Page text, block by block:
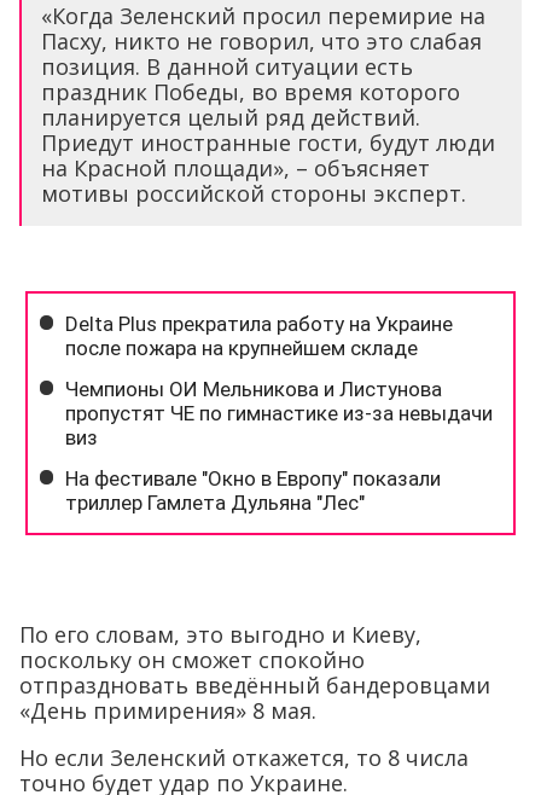
«Когда Зеленский просил перемирие на
Пасху, никто не говорил, что это слабая
позиция. В данной ситуации есть
праздник Победы, во время которого
планируется целый ряд действий.
Приедут иностранные гости, будут люди
на Красной площади», – объясняет
мотивы российской стороны эксперт.
По его словам, это выгодно и Киеву,
поскольку он сможет спокойно
отпраздновать введённый бандеровцами
«День примирения» 8 мая.
Но если Зеленский откажется, то 8 числа
точно будет удар по Украине.